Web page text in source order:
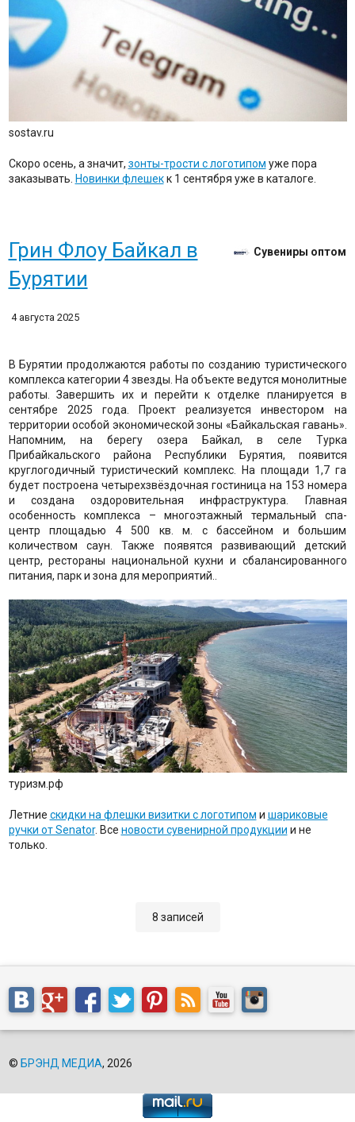
sostav.ru
Скоро осень, а значит, зонты-трости с логотипом уже пора
заказывать. Новинки флешекк 1 сентября уже в каталоге.
Грин Флоу Байкал в
Бурятии
Сувениры оптом
4 августа 2025
В Бурятии продолжаются работы по созданию туристического
комплекса категории 4 звезды. На объекте ведутся монолитные
работы. Завершить их и перейти к отделке планируется в
сентябре 2025 года. Проект реализуется инвестором на
территории особой экономической зоны «Байкальская гавань».
Напомним, на берегу озера Байкал, в селе Турка
Прибайкальского района Республики Бурятия, появится
круглогодичный туристический комплекс. На площади 1,7 га
будет построена четырехзвёздочная гостиница на 153 номера
и создана оздоровительная инфраструктура. Главная
особенность комплекса – многоэтажный термальный спа-
центр площадью 4 500 кв. м. с бассейном и большим
количеством саун. Также появятся развивающий детский
центр, рестораны национальной кухни и сбалансированного
питания, парк и зона для мероприятий..
туризм.рф
Летние скидки на флешки визитки с логотипом и шариковые
ручки от Senator. Все новости сувенирной продукции и не
только.
8 записей
© БРЭНД МЕДИА, 2026